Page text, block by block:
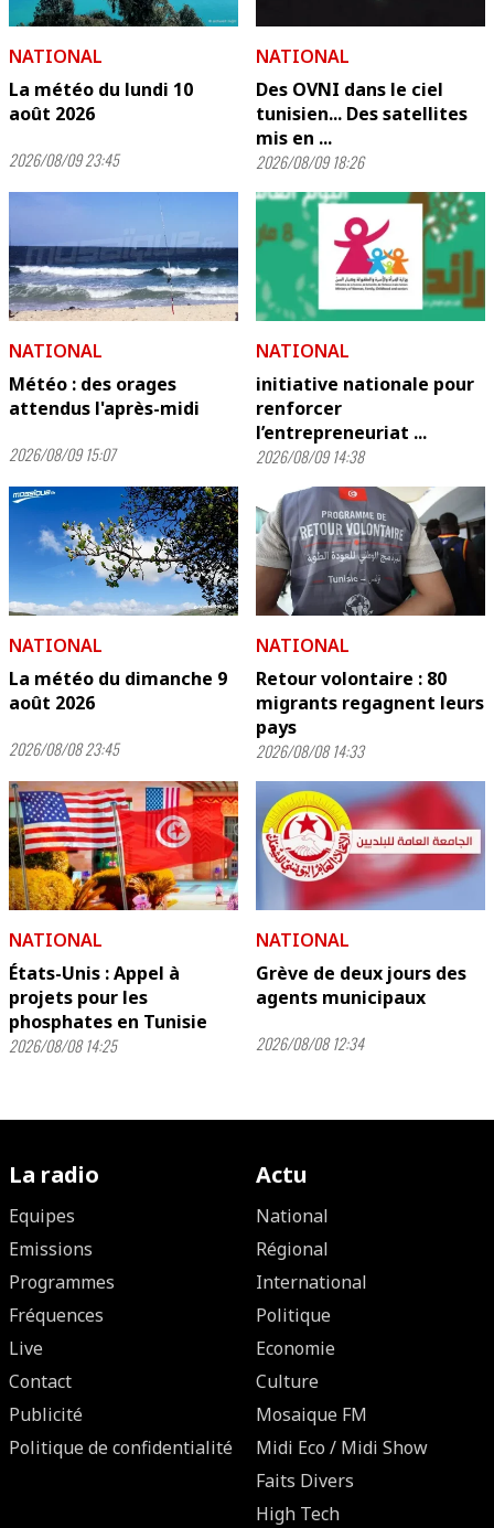
NATIONAL
La météo du lundi 10
août 2026
2026/08/09 23:45
NATIONAL
Des OVNI dans le ciel
tunisien... Des satellites
mis en ...
2026/08/09 18:26
NATIONAL
Météo : des orages
attendus l'après-midi
2026/08/09 15:07
NATIONAL
initiative nationale pour
renforcer
l’entrepreneuriat ...
2026/08/09 14:38
NATIONAL
La météo du dimanche 9
août 2026
2026/08/08 23:45
NATIONAL
Retour volontaire : 80
migrants regagnent leurs
pays
2026/08/08 14:33
NATIONAL
États-Unis : Appel à
projets pour les
phosphates en Tunisie
2026/08/08 14:25
NATIONAL
Grève de deux jours des
agents municipaux
2026/08/08 12:34
La radio
Equipes
Emissions
Programmes
Fréquences
Live
Contact
Publicité
Politique de confidentialité
Actu
National
Régional
International
Politique
Economie
Culture
Mosaique FM
Midi Eco / Midi Show
Faits Divers
High Tech